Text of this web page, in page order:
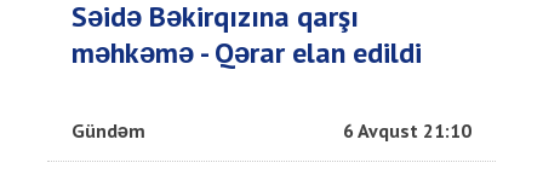
Səidə Bəkirqızına qarşı
məhkəmə - Qərar elan edildi
Gündəm 6 Avqust 21:10